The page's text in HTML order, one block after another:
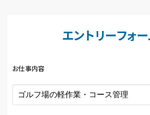
エントリーフォ
お仕事内容